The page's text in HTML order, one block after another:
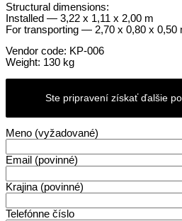
Structural dimensions:
Installed — 3,22 x 1,11 x 2,00 m
For transporting — 2,70 x 0,80 x 0,50
Vendor code: KP-006
Weight: 130 kg
Ste pripravení získať ďalšie
Meno (vyžadované)
Email (povinné)
Krajina (povinné)
Telefónne číslo